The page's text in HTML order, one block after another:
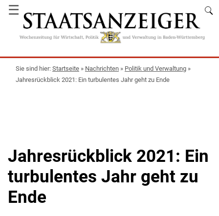
☰
Startseite » Nachrichten » Politik und Verwaltung »
Jahresrückblick 2021: Ein turbulentes Jahr geht zu Ende
Jahresrückblick 2021: Ein
turbulentes Jahr geht zu
Ende